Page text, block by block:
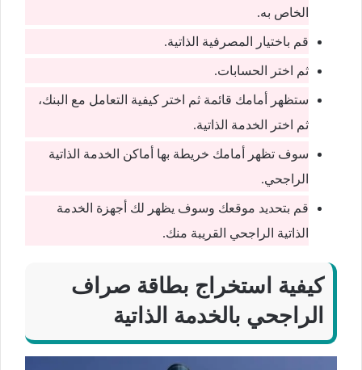
الخاص به.
قم باختيار المصرفية الذاتية.
ثم اختر الحسابات.
ستظهر أمامك قائمة ثم اختر كيفية التعامل مع البنك،
ثم اختر الخدمة الذاتية.
سوف تظهر أمامك خريطة بها أماكن الخدمة الذاتية
الراجحي.
قم بتحديد موقعك وسوف يظهر لك أجهزة الخدمة
الذاتية الراجحي القريبة منك.
كيفية استخراج بطاقة صراف
الراجحي بالخدمة الذاتية